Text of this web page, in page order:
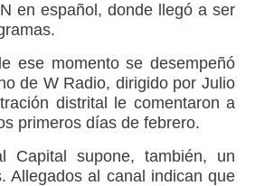
en español, donde llegó a ser
ese momento se desempeñó
de W Radio, dirigido por Julio
distrital le comentaron a
primeros días de febrero.
Capital supone, también, un
Allegados al canal indican que